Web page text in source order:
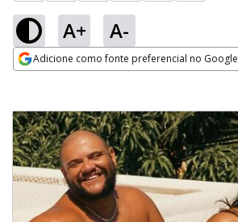
A+ A-
Adicione como fonte preferencial no Google